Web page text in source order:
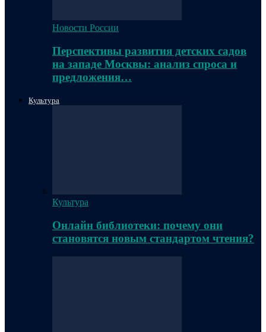
Новости России
Перспективы развития детских садов
на западе Москвы: анализ спроса и
предложения…
Культура
Культура
Онлайн библиотеки: почему они
становятся новым стандартом чтения?